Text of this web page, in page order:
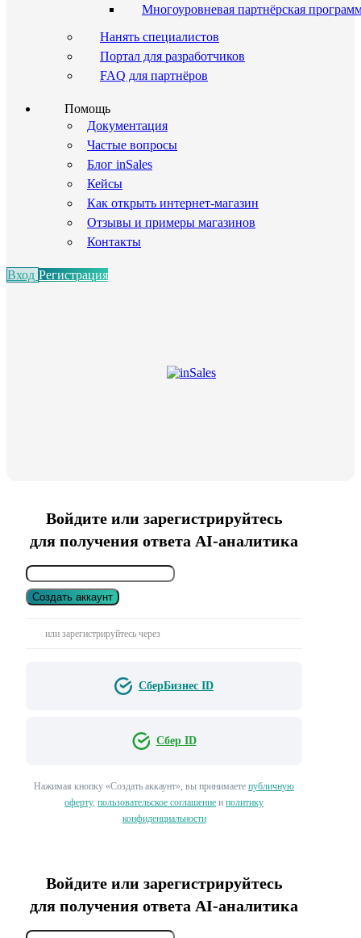
Многоуровневая партнёрская
Нанять специалистов
Портал для разработчиков
FAQ для партнёров
Помощь
Документация
Частые вопросы
Блог inSales
Кейсы
Как открыть интернет-магазин
Отзывы и примеры магазинов
Контакты
Вход Регистрация
Войдите или зарегистрируйтесь
для получения ответа AI-аналитика
Создать аккаунт
или зарегистрируйтесь через
СберБизнес ID
Сбер ID
Нажимая кнопку «Создать аккаунт», вы принимаете публичную
оферту, пользовательское соглашение и политику
конфиденциальности
Войдите или зарегистрируйтесь
для получения ответа AI-аналитика